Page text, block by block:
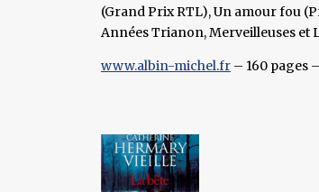
(Grand Prix RTL), Un amour fou
Années Trianon, Merveilleuses et
www.albin-michel.fr – 160 pages